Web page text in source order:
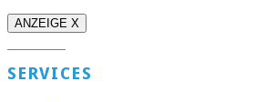
ANZEIGE X
SERVICES